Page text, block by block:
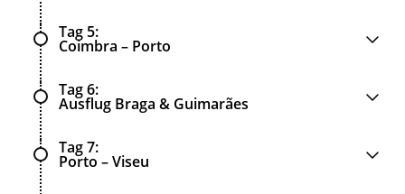
Tag 5
Coimbra – Porto
Tag 6
Ausflug Braga & Guimarães
Tag 7
Porto – Viseu